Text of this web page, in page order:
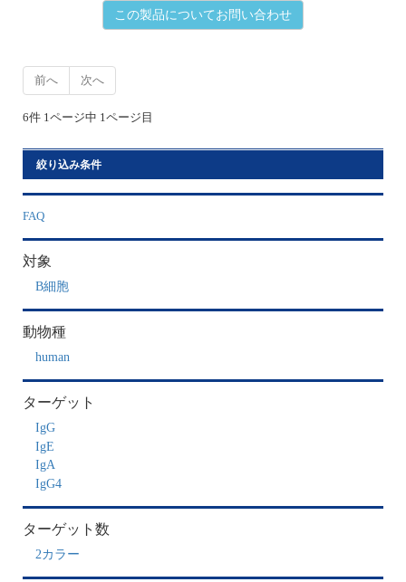
この製品についてお問い合わせ
前へ 次へ
6件 1ページ中 1ページ目
絞り込み条件
FAQ
対象
B細胞
動物種
human
ターゲット
IgG
IgE
IgA
IgG4
ターゲット数
2カラー